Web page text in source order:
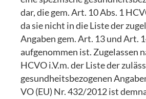
dar, die gem. Art. 10 Abs. 1
da sie nicht in die Liste der
Angaben gem. Art. 13 und Art.
aufgenommen ist. Zugelassen
HCVO i.V.m. der Liste der
gesundheitsbezogenen
VO (EU) Nr. 432/2012 ist